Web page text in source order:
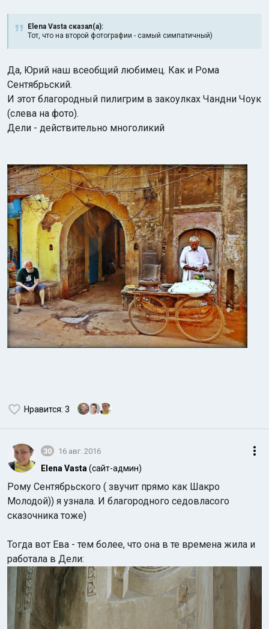
Elena Vasta сказал(а):
Тот, что на второй фотографии - самый симпатичный)
Да, Юрий наш всеобщий любимец. Как и Рома
Сентябрьский.
И этот благородный пилигрим в закоулках Чандни Чоук
(слева на фото).
Дели - действительно многоликий
Нравится: 3
30 16 авг. 2016
Elena Vasta (сайт-админ)
Рому Сентябрьского ( звучит прямо как Шакро
Молодой)) я узнала. И благородного седовласого
сказочника тоже)
Тогда вот Ева - тем более, что она в те времена жила и
работала в Дели: